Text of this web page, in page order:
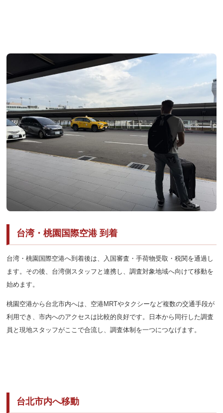
台湾・桃園国際空港 到着
台湾・桃園国際空港へ到着後は、入国審査・手荷物受取・税関を通過し
ます。その後、台湾側スタッフと連携し、調査対象地域へ向けて移動を
始めます。
桃園空港から台北市内へは、空港MRTやタクシーなど複数の交通手段が
利用でき、市内へのアクセスは比較的良好です。日本から同行した調査
員と現地スタッフがここで合流し、調査体制を一つにつなげます。
台北市内へ移動